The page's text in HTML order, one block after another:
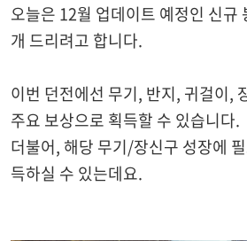
오늘은 12월 업데이트 예정인 신규
개 드리려고 합니다.
이번 던전에선 무기, 반지, 귀걸이,
주요 보상으로 획득할 수 있습니다.
더불어, 해당 무기/장신구 성장에
득하실 수 있는데요.